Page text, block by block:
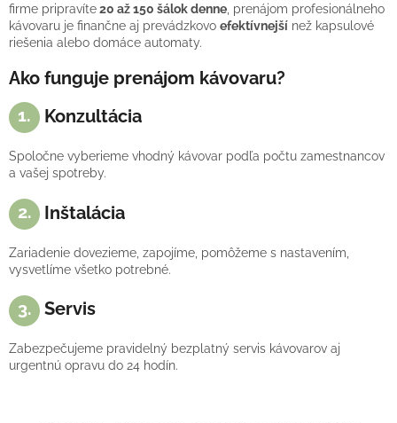
firme pripravíte20 až 150 šálok denne , prenájom profesionálneho
kávovaru je finančne aj prevádzkovo efektívnejší než kapsulové
riešenia alebo domáce automaty.
Ako funguje prenájom kávovaru?
1.
Konzultácia
Spoločne vyberieme vhodný kávovar podľa počtu zamestnancov
a vašej spotreby.
2. Inštalácia
Zariadenie dovezieme, zapojíme, pomôžeme s nastavením,
vysvetlíme všetko potrebné.
3. Servis
Zabezpečujeme pravidelný bezplatný servis kávovarov aj
urgentnú opravu do 24 hodín.